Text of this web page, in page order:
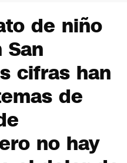
de niño
San
cifras han
de
no hay